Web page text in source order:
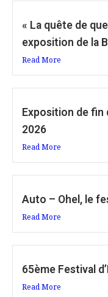
« La quête de
exposition de la
Read More
Exposition de fin
2026
Read More
Auto – Ohel, le
Read More
65ème Festival
Read More